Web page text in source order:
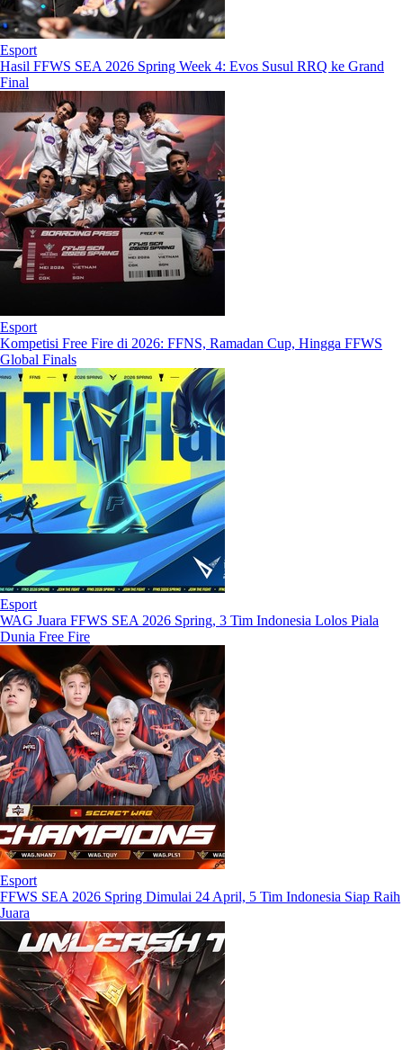
Esport
Hasil FFWS SEA 2026 Spring Week 4: Evos Susul RRQ ke Grand
Final
Esport
Kompetisi Free Fire di 2026: FFNS, Ramadan Cup, Hingga FFWS
Global Finals
Esport
WAG Juara FFWS SEA 2026 Spring, 3 Tim Indonesia Lolos Piala
Dunia Free Fire
Esport
FFWS SEA 2026 Spring Dimulai 24 April, 5 Tim Indonesia Siap Raih
Juara